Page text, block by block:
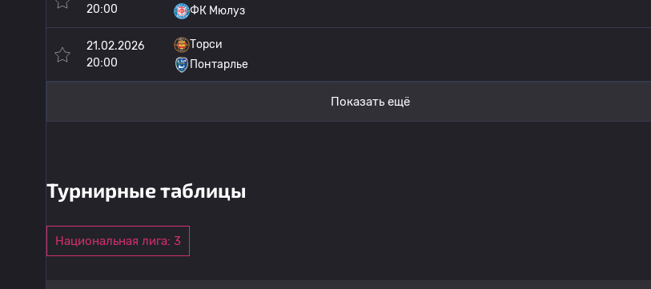
20:00
ФК Мюлуз
21.02.2026
20:00
Торси
Понтарлье
Показать ещё
Турнирные таблицы
Национальная лига: 3